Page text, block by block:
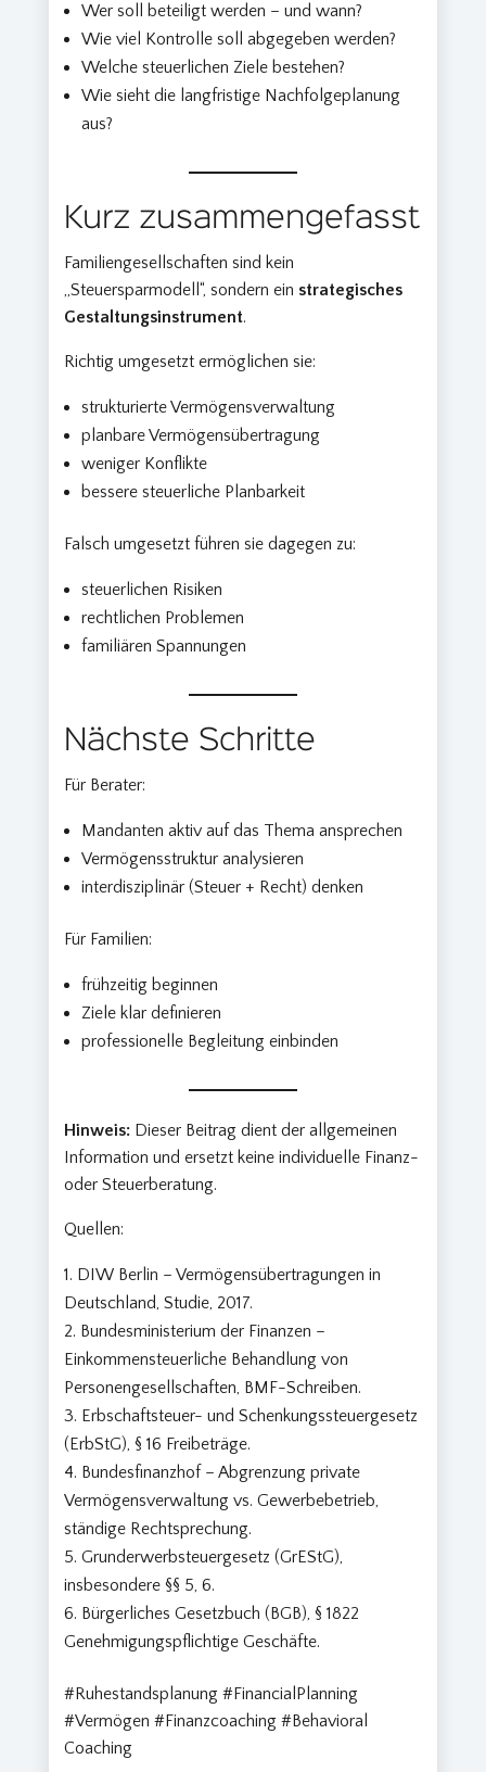
Wer soll beteiligt werden – und wann?
Wie viel Kontrolle soll abgegeben werden?
Welche steuerlichen Ziele bestehen?
Wie sieht die langfristige Nachfolgeplanung
aus?
Kurz zusammengefasst
Familiengesellschaften sind kein
„Steuersparmodell“, sondern ein strategisches
Gestaltungsinstrument.
Richtig umgesetzt ermöglichen sie:
strukturierte Vermögensverwaltung
planbare Vermögensübertragung
weniger Konflikte
bessere steuerliche Planbarkeit
Falsch umgesetzt führen sie dagegen zu:
steuerlichen Risiken
rechtlichen Problemen
familiären Spannungen
Nächste Schritte
Für Berater:
Mandanten aktiv auf das Thema ansprechen
Vermögensstruktur analysieren
interdisziplinär (Steuer + Recht) denken
Für Familien:
frühzeitig beginnen
Ziele klar definieren
professionelle Begleitung einbinden
Hinweis: Dieser Beitrag dient der allgemeinen
Information und ersetzt keine individuelle Finanz-
oder Steuerberatung.
Quellen:
DIW Berlin – Vermögensübertragungen in
Deutschland, Studie, 2017.
Bundesministerium der Finanzen –
Einkommensteuerliche Behandlung von
Personengesellschaften, BMF-Schreiben.
Erbschaftsteuer- und Schenkungssteuergesetz
(ErbStG), § 16 Freibeträge.
Bundesfinanzhof – Abgrenzung private
Vermögensverwaltung vs. Gewerbebetrieb,
ständige Rechtsprechung.
Grunderwerbsteuergesetz (GrEStG),
insbesondere §§ 5, 6.
Bürgerliches Gesetzbuch (BGB), § 1822
Genehmigungspflichtige Geschäfte.
#Ruhestandsplanung #FinancialPlanning
#Vermögen #Finanzcoaching #Behavioral
Coaching